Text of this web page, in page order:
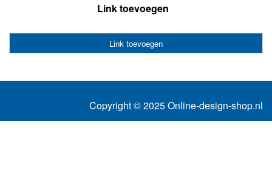
Link toevoegen
Link toevoegen
Copyright © 2025 Online-design-shop.nl